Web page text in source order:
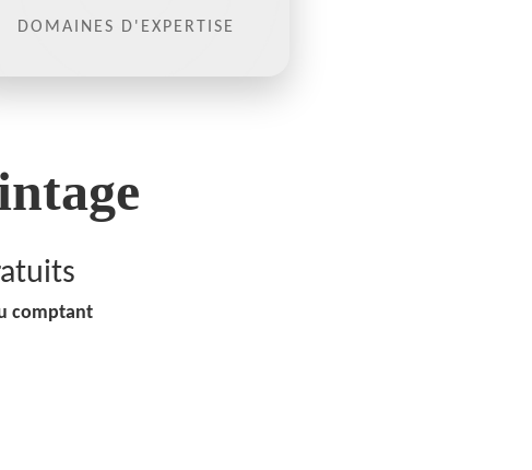
DOMAINES D'EXPERTISE
comptant